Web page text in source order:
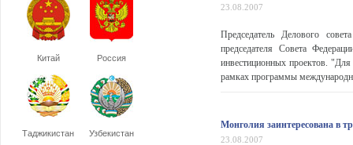
Китай Россия
Таджикистан Узбекистан
23.08.2007
Председатель Делового
председателя Совета
инвестиционных проектов.
рамках программы
Монголия заинтересована в
23.08.2007